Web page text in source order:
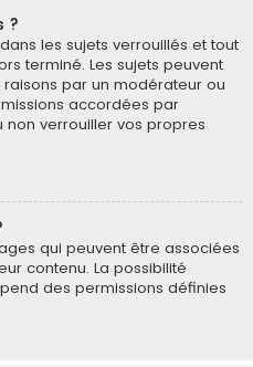
?
les sujets verrouillés et tout
terminé. Les sujets peuvent
par un modérateur ou
accordées par
non verrouiller vos propres
qui peuvent être associées
contenu. La possibilité
des permissions définies